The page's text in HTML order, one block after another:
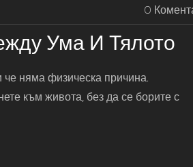
0
Ума И Тялото
че няма физическа причина.
към живота, без да се борите с